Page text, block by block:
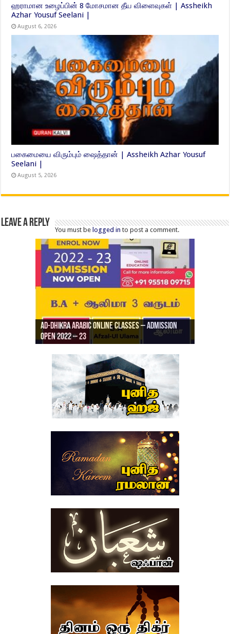
ஹராமான உழைப்பின் 8 மோசமான தீய விளைவுகள் | Assheikh
Azhar Yousuf Seelani |
August 6, 2026
பகைமையை விரும்பும் ஷைத்தான் | Assheikh Azhar Yousuf
Seelani |
August 5, 2026
Leave a Reply
You must be logged in to post a comment.
Ad-Dhikra Arabic Online Classes – Admission
Open 2022 – 23
Ad-Dhikra Arabic Online Classes – BA Arabic
AD DHIKRA ARABIC COLLEGE ADMISSION
ரியாத் ஜும்ஆ தமிழாக்கம், Jamia Al Hajiri
Masjid (Kuwait Masjid), Malaz, Riyadh